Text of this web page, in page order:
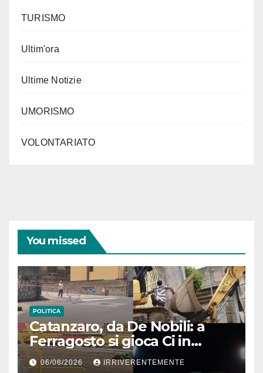
TURISMO
Ultim'ora
Ultime Notizie
UMORISMO
VOLONTARIATO
You missed
POLITICA
Catanzaro, da De Nobili: a
Ferragosto si gioca Ci in
“cantiere” Ceravolo. Se pari
06/08/2026 IRRIVERENTEMENTE